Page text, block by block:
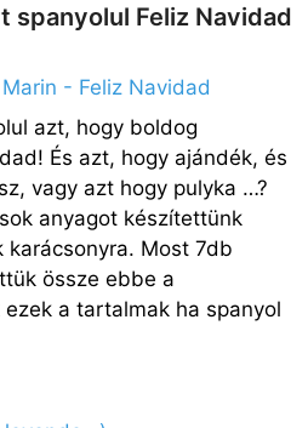
spanyolul Feliz Navidad
azt, hogy boldog
És azt, hogy ajándék, és
vagy azt hogy pulyka …?
anyagot készítettünk
karácsonyra. Most 7db
össze ebbe a
a tartalmak ha spanyol